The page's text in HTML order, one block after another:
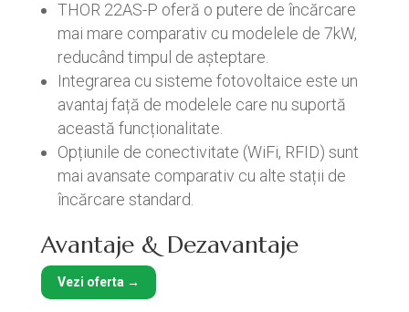
THOR 22AS-P oferă o putere de încărcare
mai mare comparativ cu modelele de 7kW,
reducând timpul de așteptare.
Integrarea cu sisteme fotovoltaice este un
avantaj față de modelele care nu suportă
această funcționalitate.
Opțiunile de conectivitate (WiFi, RFID) sunt
mai avansate comparativ cu alte stații de
încărcare standard.
Avantaje & Dezavantaje
Vezi oferta →